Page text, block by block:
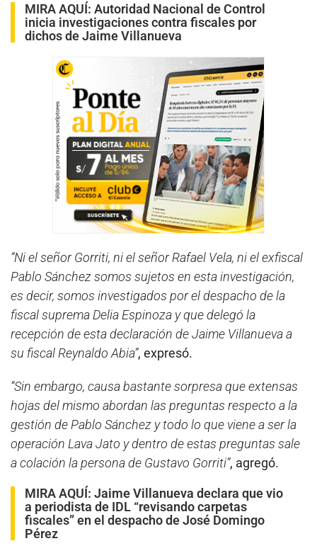
MIRA AQUÍ: Autoridad Nacional de Control
inicia investigaciones contra fiscales por
dichos de Jaime Villanueva
“Ni el señor Gorriti, ni el señor Rafael Vela, ni el exfiscal
Pablo Sánchez somos sujetos en esta investigación,
es decir, somos investigados por el despacho de la
fiscal suprema Delia Espinoza y que delegó la
recepción de esta declaración de Jaime Villanueva a
su fiscal Reynaldo Abia”, expresó.
“Sin embargo, causa bastante sorpresa que extensas
hojas del mismo abordan las preguntas respecto a la
gestión de Pablo Sánchez y todo lo que viene a ser la
operación Lava Jato y dentro de estas preguntas sale
a colación la persona de Gustavo Gorriti”, agregó.
MIRA AQUÍ: Jaime Villanueva declara que vio
a periodista de IDL “revisando carpetas
fiscales” en el despacho de José Domingo
Pérez